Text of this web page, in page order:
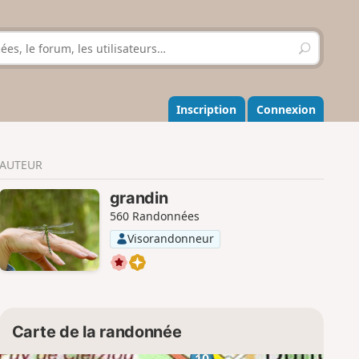
R
e
h
e
r
r
Inscription Connexion
AUTEUR
grandin
560 Randonnées
Visorandonneur
Carte de la randonnée